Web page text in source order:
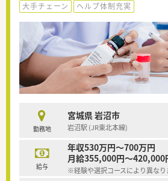
大手チェーン
ヘルプ体制充実
勤務地
宮城県 岩沼市
岩沼駅 (JR東北本線)
給与
年収530万円～700万円
月給355,000円～420,000
※経験や選択コースにより異なり